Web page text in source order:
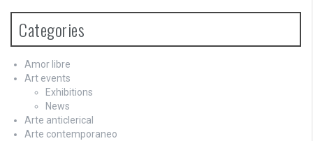
Categories
Amor libre
Art events
Exhibitions
News
Arte anticlerical
Arte contemporaneo